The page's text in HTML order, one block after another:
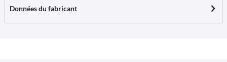
Données du fabricant